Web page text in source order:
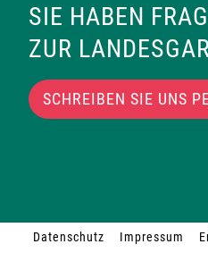
SIE HABEN
ZUR
SCHREIBEN SIE UNS
Datenschutz Impressum